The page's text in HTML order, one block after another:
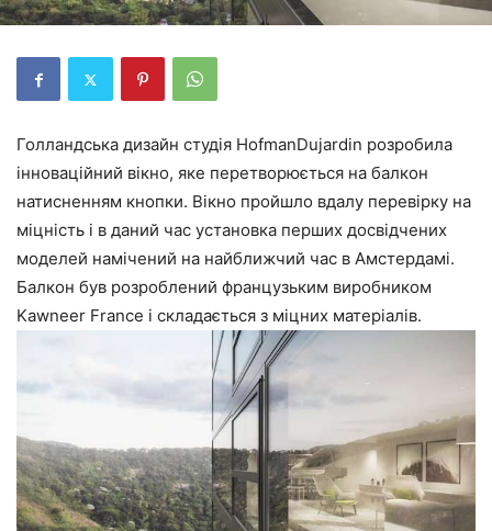
Голландська дизайн студія HofmanDujardin розробила
інноваційний вікно, яке перетворюється на балкон
натисненням кнопки. Вікно пройшло вдалу перевірку на
міцність і в даний час установка перших досвідчених
моделей намічений на найближчий час в Амстердамі.
Балкон був розроблений французьким виробником
Kawneer France і складається з міцних матеріалів.